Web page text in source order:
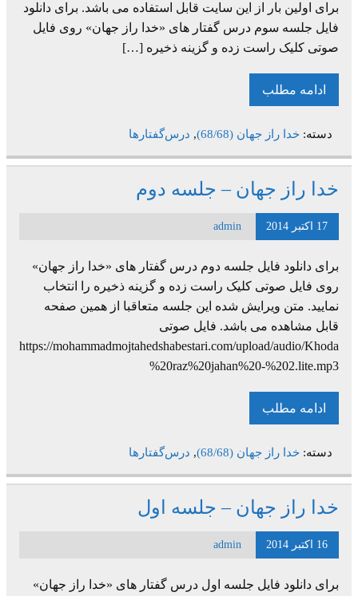
برای اولین بار از این سایت قابل استفاده می باشد. برای دانلود
فایل جلسه سوم درس گفتار های «خدا راز جهان» روی فایل
صوتی کلیک راست زده و گزینه ذخیره […]
ادامه مطلب
دسته: خدا راز جهان (68/68) , درس‌گفتارها
خدا راز جهان – جلسه دوم
17 اکتبر 2014 admin
برای دانلود فایل جلسه دوم درس گفتار های «خدا راز جهان»
روی فایل صوتی کلیک راست زده و گزینه ذخیره را انتخاب
نمایید. متن ویرایش شده این جلسه متعاقبا از همین صفحه
قابل مشاهده می باشد. فایل صوتی
https://mohammadmojtahedshabestari.com/upload/audio/Khoda
%20raz%20jahan%20-%202.lite.mp3
ادامه مطلب
دسته: خدا راز جهان (68/68) , درس‌گفتارها
خدا راز جهان – جلسه اول
16 اکتبر 2014 admin
برای دانلود فایل جلسه اول درس گفتار های «خدا راز جهان»